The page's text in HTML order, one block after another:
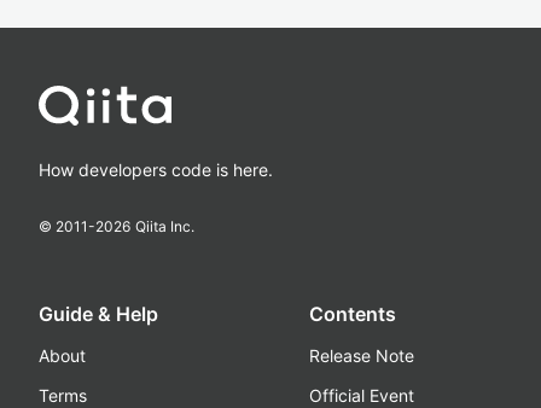
How developers code is here.
© 2011-2026 Qiita Inc.
Guide & Help
About
Terms
Contents
Release Note
Official Event